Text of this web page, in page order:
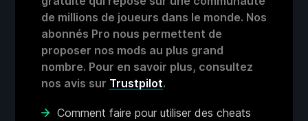
de millions de joueurs dans le monde. Nos
abonnés Pro nous permettent de
proposer nos mods au plus grand
nombre. Pour en savoir plus, consultez
nos avis sur Trustpilot.
Comment faire pour utiliser des cheats